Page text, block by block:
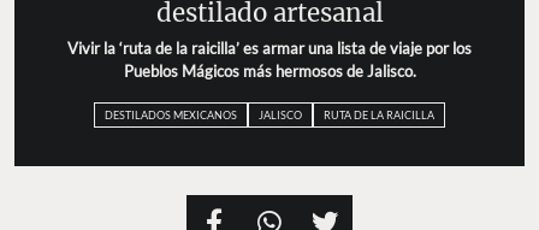
destilado artesanal
Vivir la ‘ruta de la raicilla’ es armar una lista de viaje por los
Pueblos Mágicos más hermosos de Jalisco.
DESTILADOS MEXICANOS JALISCO RUTA DE LA RAICILLA